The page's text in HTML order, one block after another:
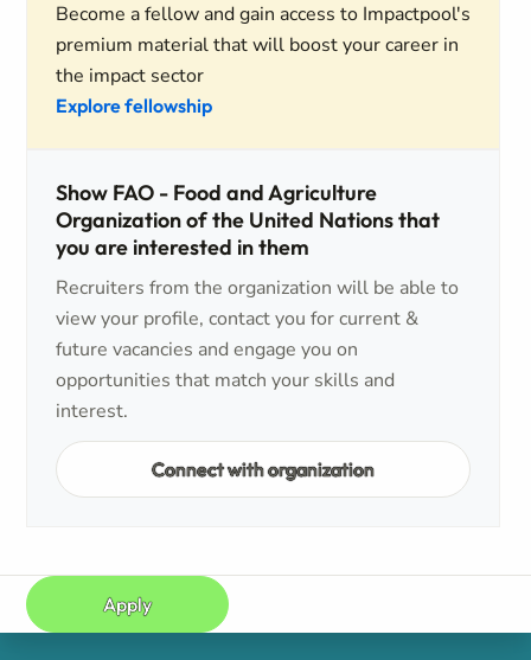
Become a fellow and gain access to Impactpool's
premium material that will boost your career in
the impact sector
Explore fellowship
Show FAO - Food and Agriculture
Organization of the United Nations that
you are interested in them
Recruiters from the organization will be able to
view your profile, contact you for current &
future vacancies and engage you on
opportunities that match your skills and
interest.
Connect with organization
Apply